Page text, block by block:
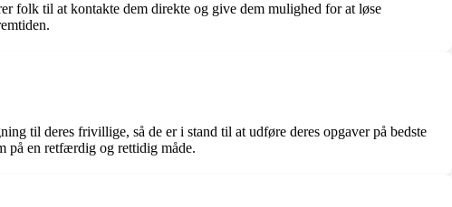
folk til at kontakte dem direkte og give dem mulighed for at løse
til deres frivillige, så de er i stand til at udføre deres opgaver på bedste
på en retfærdig og rettidig måde.